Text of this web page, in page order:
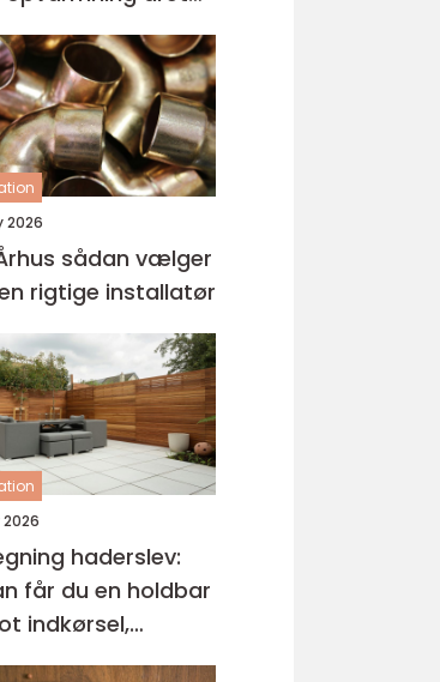
2026
vælger
rigtige installatør
2026
haderslev:
får du en holdbar
indkørsel,
og gårdsplads